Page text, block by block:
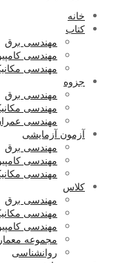
خانه
کتاب
مهندسی برق
مهندسی
مهندسی
جزوه
مهندسی برق
مهندسی
مهندسی
آزمون آزمایشی
مهندسی برق
مهندسی
مهندسی
کلاس
مهندسی برق
مهندسی
مهندسی
مجموعه
روانشناسی